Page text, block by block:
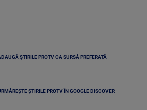
ȘTIRILE PROTV CA SURSĂ PREFERATĂ
ȘTIRILE PROTV ÎN GOOGLE DISCOVER